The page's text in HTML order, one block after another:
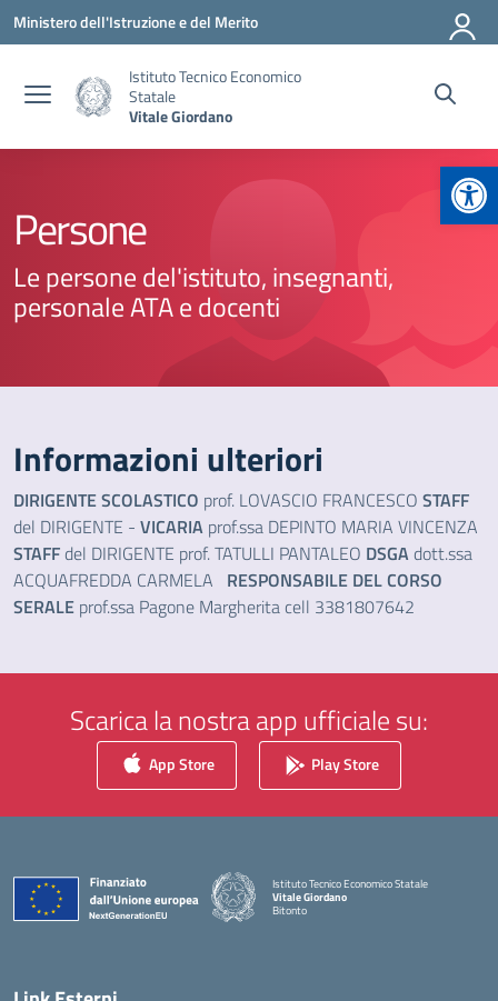
Vai ai contenuti
Vai al menu di navigazione
Vai al footer
Ministero dell'Istruzione e del Merito
Istituto Tecnico Economico
Statale
Vitale Giordano
Persone
Le persone del'istituto, insegnanti,
personale ATA e docenti
Informazioni ulteriori
DIRIGENTE SCOLASTICO prof. LOVASCIO FRANCESCO STAFF
del DIRIGENTE - VICARIA prof.ssa DEPINTO MARIA VINCENZA
STAFFdel DIRIGENTE prof. TATULLI PANTALEO DSGAdott.ssa
ACQUAFREDDA CARMELA RESPONSABILE DEL CORSO
SERALE prof.ssa Pagone Margherita cell 3381807642
Scarica la nostra app ufficiale su:
App Store Play Store
Istituto Tecnico Economico Statale
Vitale Giordano
Bitonto